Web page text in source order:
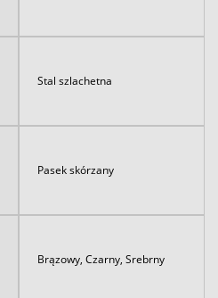
Stal szlachetna
Pasek skórzany
Brązowy, Czarny, Srebrny